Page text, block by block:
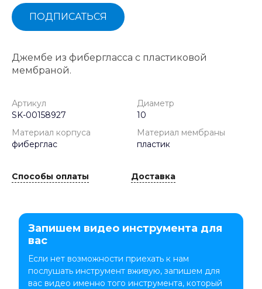
ПОДПИСАТЬСЯ
Джембе из фибергласса с пластиковой
мембраной.
Артикул
SK-00158927
Диаметр
10
Материал корпуса
фиберглас
Материал мембраны
пластик
Способы оплаты Доставка
Запишем видео инструмента для
вас
Если нет возможности приехать к нам
послушать инструмент вживую, запишем для
вас видео именно того инструмента, который